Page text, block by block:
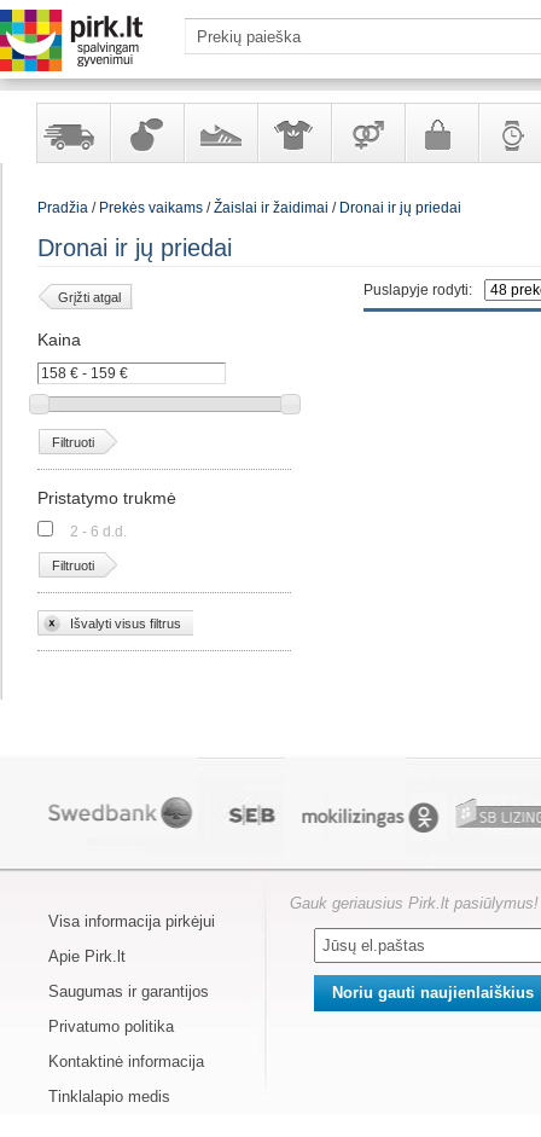
Yra
Kvepalai
kosmetika
Avalynė Apranga Prekės
suaugusiems
Galanterija
Pradžia/ Prekės vaikams/Žaislai ir žaidimai / Dronai ir jų priedai
Dronai ir jų priedai
Puslapyje rodyti:
Grįžti atgal
Kaina
Filtruoti
Pristatymo trukmė
2 - 6 d.d.
Filtruoti
Išvalyti visus filtrus
Visa informacija pirkėjui
Apie Pirk.lt
Saugumas ir garantijos
Privatumo politika
Kontaktinė informacija
Tinklalapio medis
Gauk geriausius Pirk.lt pasiūlymus!